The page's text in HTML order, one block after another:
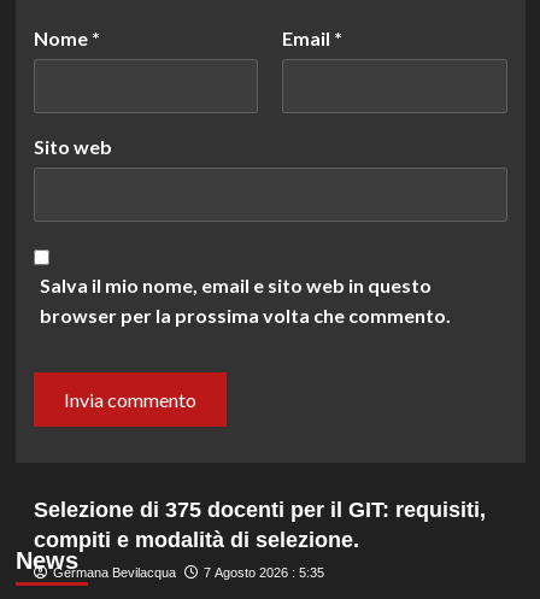
Nome * Email *
Sito web
Salva il mio nome, email e sito web in questo
browser per la prossima volta che commento.
News
Selezione di 375 docenti per il GIT: requisiti,
compiti e modalità di selezione.
Germana Bevilacqua 7 Agosto 2026 : 5:35